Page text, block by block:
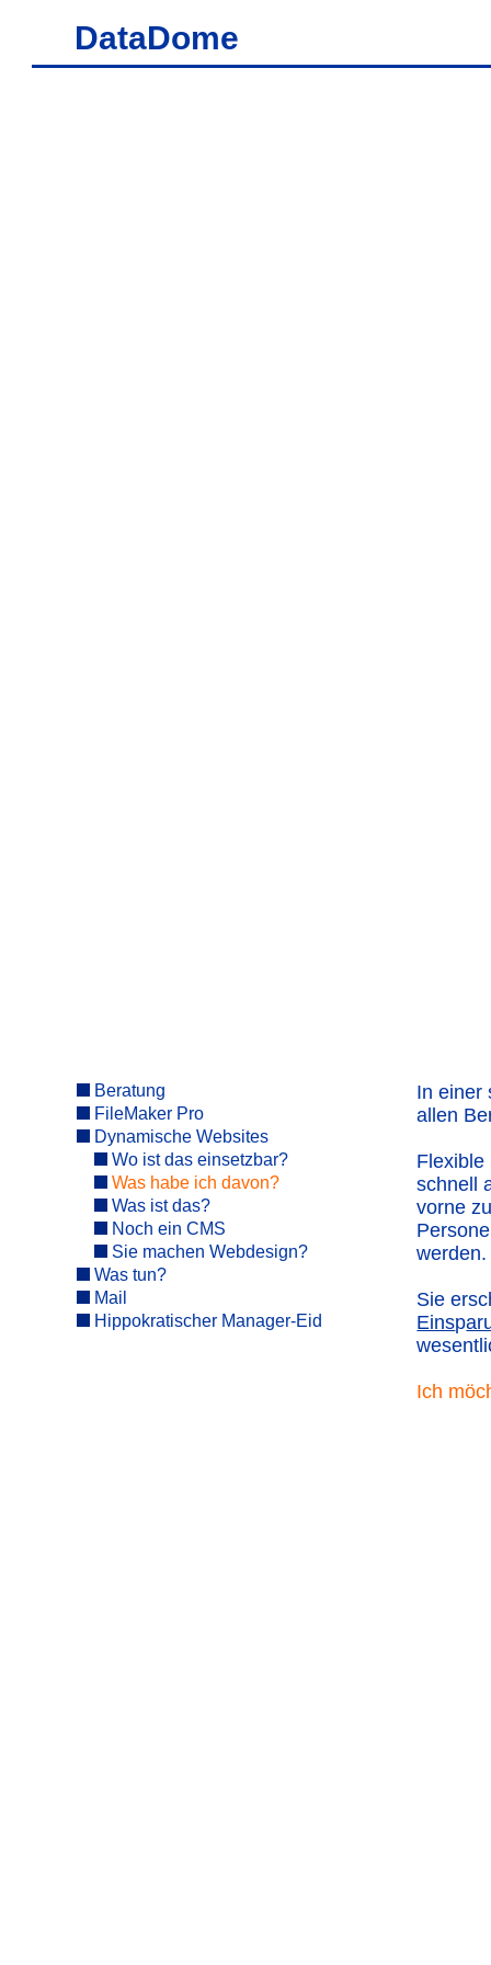
Beratung
FileMaker Pro
Dynamische Websites
Wo ist das einsetzbar?
Was habe ich davon?
Was ist das?
Noch ein CMS
Sie machen Webdesign?
Was tun?
Mail
Hippokratischer Manager-Eid
In einer
allen
Flexible
schnell
vorne
werden.
Sie
Einsp
Ich
DataDome